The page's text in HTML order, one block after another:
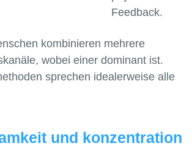
Feedback.
kombinieren mehrere
wobei einer dominant ist.
sprechen idealerweise alle
und konzentration